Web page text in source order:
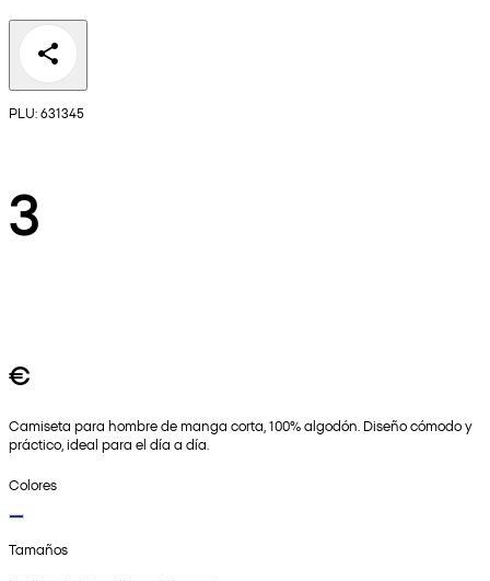
PLU: 631345
3
€
Camiseta para hombre de manga corta, 100% algodón. Diseño cómodo y
práctico, ideal para el día a día.
Colores
Tamaños